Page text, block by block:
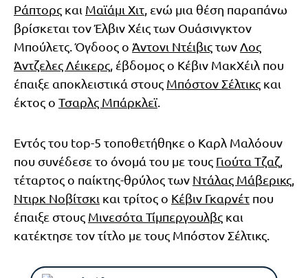
Ράπτορς και Μαϊάμι Χιτ, ενώ μια θέση παραπάνω
βρίσκεται τον Έλβιν Χέις των Ουάσινγκτον
Μπούλετς. Όγδοος ο Άντονι ΝτέιβιςτωνΛος
Άντζελες Λέικερς, έβδομος ο Κέβιν ΜακΧέιλ που
έπαιξε αποκλειστικά στους Μπόστον Σέλτικς και
έκτος ο Τσαρλς Μπάρκλεϊ.
Εντός του top-5 τοποθετήθηκε ο Καρλ Μαλόουν
που συνέδεσε το όνομά του με τους Γιούτα Τζαζ,
τέταρτος ο παίκτης-θρύλος των Ντάλας Μάβερικς,
Ντιρκ Νοβίτσκι και τρίτος ο Κέβιν Γκαρνέτ που
έπαιξε στους Μινεσότα Τίμπεργουλβς και
κατέκτησε τον τίτλο με τους Μπόστον Σέλτικς.